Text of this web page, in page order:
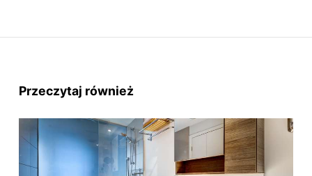
Przeczytaj również